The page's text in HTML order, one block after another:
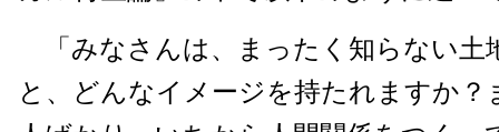
「みなさんは、まったく知らない土
と、どんなイメージを持たれますか